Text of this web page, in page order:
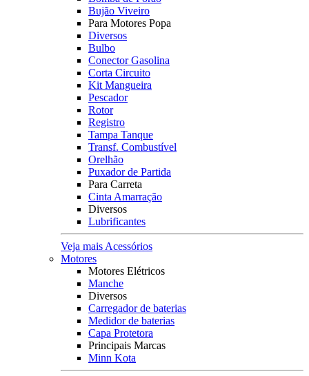
Bujão Viveiro
Para Motores Popa
Diversos
Bulbo
Conector Gasolina
Corta Circuito
Kit Mangueira
Pescador
Rotor
Registro
Tampa Tanque
Transf. Combustível
Orelhão
Puxador de Partida
Para Carreta
Cinta Amarração
Diversos
Lubrificantes
Veja mais Acessórios
Motores
Motores Elétricos
Manche
Diversos
Carregador de baterias
Medidor de baterias
Capa Protetora
Principais Marcas
Minn Kota